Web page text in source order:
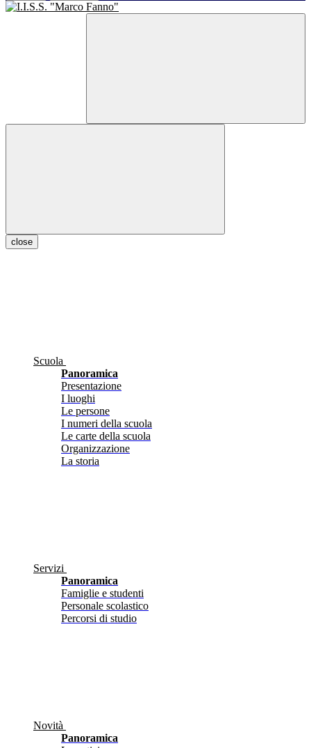
close
Scuola
Panoramica
Presentazione
I luoghi
Le persone
I numeri della scuola
Le carte della scuola
Organizzazione
La storia
Servizi
Panoramica
Famiglie e studenti
Personale scolastico
Percorsi di studio
Novità
Panoramica